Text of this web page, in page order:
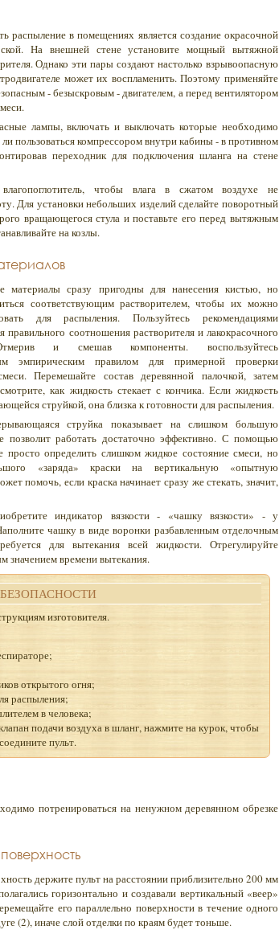
распыление в помещениях является создание окрасочной
На внешней стене установите мощный вытяжной
Однако эти пары создают настолько взрывоопасную
может их воспламенить. Поэтому применяйте
- безыскровым - двигателем, а перед вентилятором
лампы, включать и выключать которые необходимо
пользоваться компрессором внутри кабины - в противном
переходник для подключения шланга на стене
чтобы влага в сжатом воздухе не
Для установки небольших изделий сделайте поворотный
вращающегося стула и поставьте его перед вытяжным
на козлы.
материалы сразу пригодны для нанесения кистью, но
соответствующим растворителем, чтобы их можно
для распыления. Пользуйтесь рекомендациями
правильного соотношения растворителя и лакокрасочного
и смешав компоненты. воспользуйтесь
эмпирическим правилом для примерной проверки
Перемешайте состав деревянной палочкой, затем
как жидкость стекает с кончика. Если жидкость
струйкой, она близка к готовности для распыления.
струйка показывает на слишком большую
позволит работать достаточно эффективно. С помощью
просто определить слишком жидкое состояние смеси, но
«заряда» краски на вертикальную «опытную
помочь, если краска начинает сразу же стекать, значит,
индикатор вязкости - «чашку вязкости» - у
чашку в виде воронки разбавленным отделочным
для вытекания всей жидкости. Отрегулируйте
значением времени вытекания.
изготовителя.
открытого огня;
распыления;
в человека;
подачи воздуха в шланг, нажмите на курок, чтобы
пульт.
потренироваться на ненужном деревянном обрезке
держите пульт на расстоянии приблизительно 200 мм
горизонтально и создавали вертикальный «веер»
его параллельно поверхности в течение одного
(2), иначе слой отделки по краям будет тоньше.